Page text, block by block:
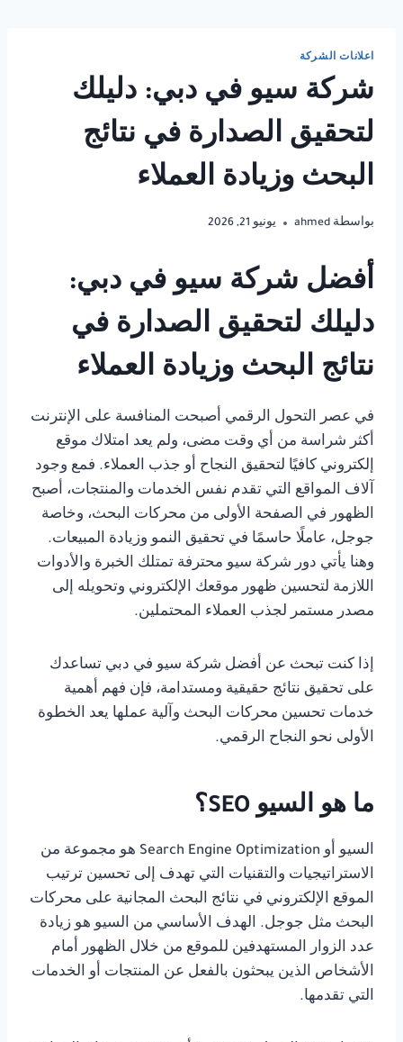
اعلانات الشركة
شركة سيو في دبي: دليلك
لتحقيق الصدارة في نتائج
البحث وزيادة العملاء
بواسطة ahmed يونيو 21, 2026
أفضل شركة سيو في دبي:
دليلك لتحقيق الصدارة في
نتائج البحث وزيادة العملاء
في عصر التحول الرقمي أصبحت المنافسة على الإنترنت
أكثر شراسة من أي وقت مضى، ولم يعد امتلاك موقع
إلكتروني كافيًا لتحقيق النجاح أو جذب العملاء. فمع وجود
آلاف المواقع التي تقدم نفس الخدمات والمنتجات، أصبح
الظهور في الصفحة الأولى من محركات البحث، وخاصة
جوجل، عاملًا حاسمًا في تحقيق النمو وزيادة المبيعات.
وهنا يأتي دور شركة سيو محترفة تمتلك الخبرة والأدوات
اللازمة لتحسين ظهور موقعك الإلكتروني وتحويله إلى
مصدر مستمر لجذب العملاء المحتملين.
إذا كنت تبحث عن أفضل شركة سيو في دبي تساعدك
على تحقيق نتائج حقيقية ومستدامة، فإن فهم أهمية
خدمات تحسين محركات البحث وآلية عملها يعد الخطوة
الأولى نحو النجاح الرقمي.
ما هو السيو SEO؟
السيو أو Search Engine Optimization هو مجموعة من
الاستراتيجيات والتقنيات التي تهدف إلى تحسين ترتيب
الموقع الإلكتروني في نتائج البحث المجانية على محركات
البحث مثل جوجل. الهدف الأساسي من السيو هو زيادة
عدد الزوار المستهدفين للموقع من خلال الظهور أمام
الأشخاص الذين يبحثون بالفعل عن المنتجات أو الخدمات
التي تقدمها.